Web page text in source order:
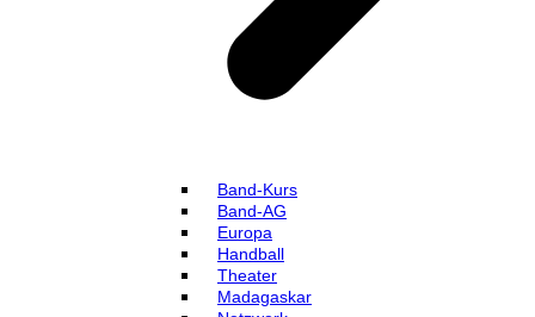
Band-Kurs
Band-AG
Europa
Handball
Theater
Madagaskar